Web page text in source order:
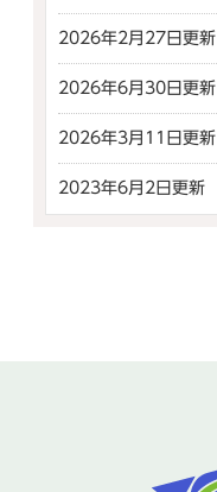
2026年2月27日更新
2026年6月30日更新
2026年3月11日更新
2023年6月2日更新